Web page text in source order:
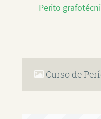
Perito
Curso de